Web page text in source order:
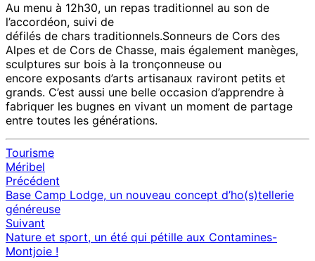
Au menu à 12h30, un repas traditionnel au son de
l’accordéon, suivi de
défilés de chars traditionnels.Sonneurs de Cors des
Alpes et de Cors de Chasse, mais également manèges,
sculptures sur bois à la tronçonneuse ou
encore exposants d’arts artisanaux raviront petits et
grands. C’est aussi une belle occasion d’apprendre à
fabriquer les bugnes en vivant un moment de partage
entre toutes les générations.
Tourisme
Méribel
Navigation
d'article
Précédent
Base Camp Lodge, un nouveau concept d’ho(s)tellerie
généreuse
Suivant
Nature et sport, un été qui pétille aux Contamines-
Montjoie !